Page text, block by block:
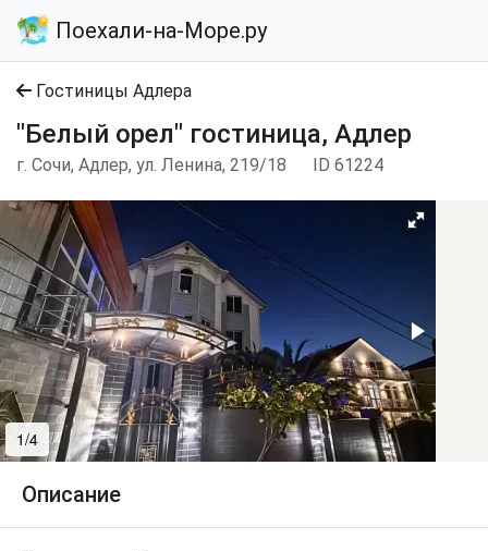
Поехали-на-Море.ру
Гостиницы Адлера
"Белый орел" гостиница, Адлер
г. Сочи, Адлер, ул. Ленина, 219/18 ID 61224
1/4
Описание